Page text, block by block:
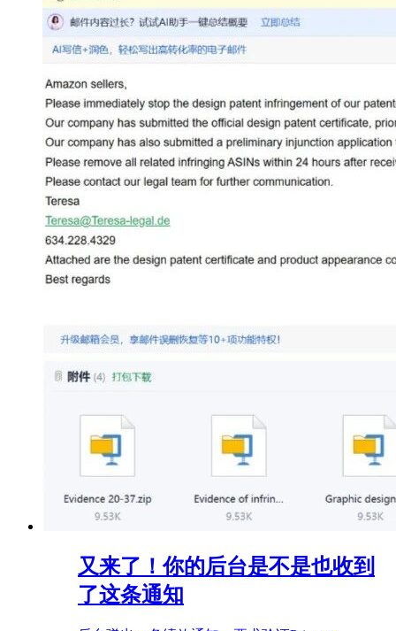
又来了！你的后台是不是也收到
了这条通知